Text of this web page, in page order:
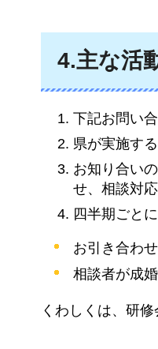
4.主な活
下記お問い
県が実施す
お知り合い
せ、相談対
四半期ごと
お引き合わ
相談者が成
くわしくは、研修